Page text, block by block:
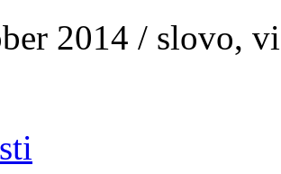
2014 / slovo,